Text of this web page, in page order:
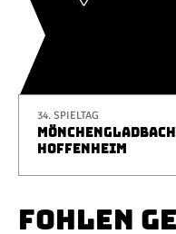
34. SPIELTAG
HOFFENHEIM
FOHLEN